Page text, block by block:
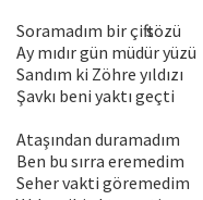
Soramadım bir çift sözü
Ay mıdır gün müdür yüzü
Sandım ki Zöhre yıldızı
Şavkı beni yaktı geçti
Ataşından duramadım
Ben bu sırra eremedim
Seher vakti göremedim